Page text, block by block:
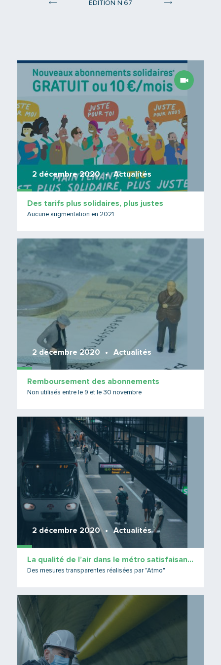
ÉDITION N 67
2 décembre 2020 Actualités
Des tarifs plus solidaires, plus justes
Aucune augmentation en 2021
2 décembre 2020 Actualités
Remboursement des abonnements
Non utilisés entre le 9 et le 30 novembre
2 décembre 2020 Actualités
La qualité de l’air dans le métro satisfaisante
Des mesures transparentes réalisées par "Atmo"